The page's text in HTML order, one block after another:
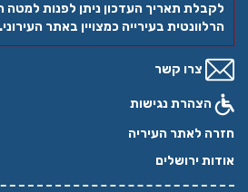
לקבלת תאריך העדכון ניתן לפנות למטה
הרלוונטית בעירייה כמצויין באתר העירוני.
צרו קשר
הצהרת נגישות
חזרה לאתר העיריה
אודות ירושלים